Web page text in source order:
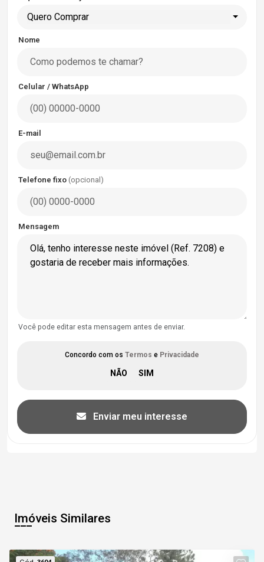
Quero Comprar
Nome
Celular / WhatsApp
E-mail
Telefone fixo (opcional)
Mensagem
Você pode editar esta mensagem antes de enviar.
Concordo com os Termos e Privacidade
Enviar meu interesse
Imóveis Similares